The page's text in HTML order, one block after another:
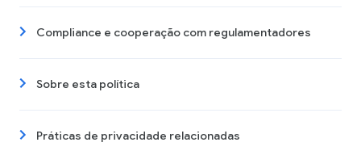
Compliance e cooperação com regulamentadores
Sobre esta política
Práticas de privacidade relacionadas